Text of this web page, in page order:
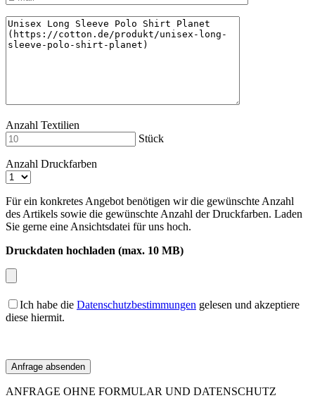
Anzahl Textilien
Stück
Anzahl Druckfarben
Für ein konkretes Angebot benötigen wir die gewünschte Anzahl
des Artikels sowie die gewünschte Anzahl der Druckfarben. Laden
Sie gerne eine Ansichtsdatei für uns hoch.
Druckdaten hochladen (max. 10 MB)
Ich habe die Datenschutzbestimmungen gelesen und akzeptiere
diese hiermit.
ANFRAGE OHNE FORMULAR UND DATENSCHUTZ